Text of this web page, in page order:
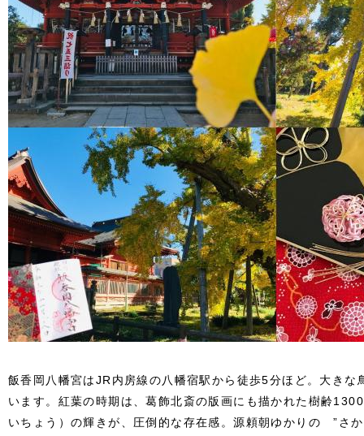
飯香岡八幡宮はJR内房線の八幡宿駅から徒歩5分ほど。 大きな
います。 紅葉の時期は、葛飾北斎の版画にも描かれた樹齢
いちょう）の輝きが、圧倒的な存在感。源頼朝ゆかりの ”さ